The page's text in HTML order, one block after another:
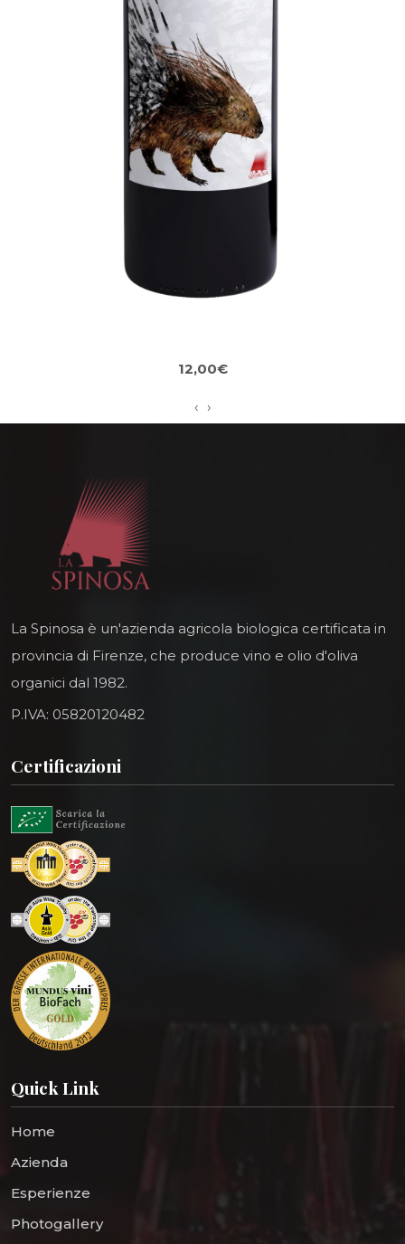
‹ ›
La Spinosa è un'azienda agricola biologica certificata in
provincia di Firenze, che produce vino e olio d'oliva
organici dal 1982.
P.IVA: 05820120482
Certificazioni
Quick Link
Home
Azienda
Esperienze
Photogallery